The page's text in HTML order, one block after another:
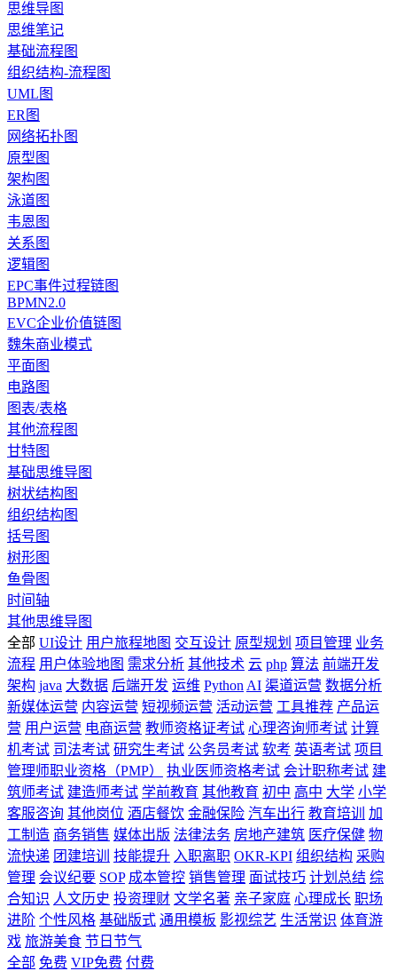
思维导图
思维笔记
基础流程图
组织结构-流程图
UML图
ER图
网络拓扑图
原型图
架构图
泳道图
韦恩图
关系图
逻辑图
EPC事件过程链图
BPMN2.0
EVC企业价值链图
魏朱商业模式
平面图
电路图
图表/表格
其他流程图
甘特图
基础思维导图
树状结构图
组织结构图
括号图
树形图
鱼骨图
时间轴
其他思维导图
全部 UI设计 用户旅程地图 交互设计 原型规划 项目管理 业务
流程 用户体验地图 需求分析 其他技术 云 php 算法 前端开发
架构 java 大数据 后端开发 运维 Python AI 渠道运营 数据分析
新媒体运营 内容运营 短视频运营 活动运营 工具推荐 产品运
营 用户运营 电商运营 教师资格证考试 心理咨询师考试 计算
机考试 司法考试 研究生考试 公务员考试 软考 英语考试 项目
管理师职业资格（PMP）
执业医师资格考试 会计职称考试 建
筑师考试 建造师考试 学前教育 其他教育 初中 高中 大学 小学
客服咨询 其他岗位 酒店餐饮 金融保险 汽车出行 教育培训
加
工制造 商务销售 媒体出版 法律法务 房地产建筑 医疗保健 物
流快递 团建培训 技能提升 入职离职 OKR-KPI 组织结构 采购
管理 会议纪要 SOP 成本管控 销售管理 面试技巧 计划总结 综
合知识 人文历史 投资理财 文学名著 亲子家庭 心理成长 职场
进阶 个性风格 基础版式 通用模板 影视综艺 生活常识 体育游
戏 旅游美食 节日节气
全部 免费 VIP免费 付费